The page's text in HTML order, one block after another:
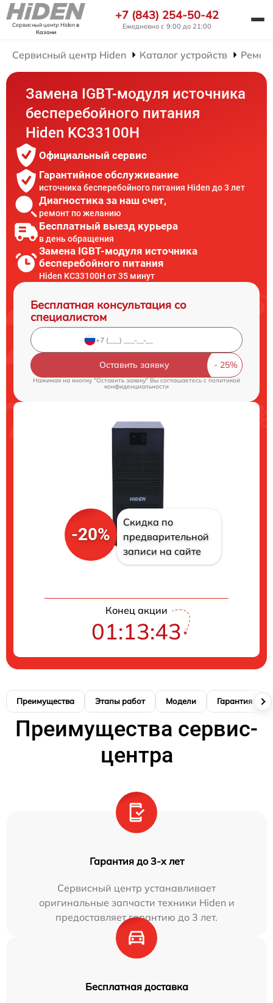
Сервисный центр Hidenв
Казани
+7 (843) 254-50-42
Ежедневно с 9:00 до 21:00
Сервисный центр Hiden Каталог устройств
Замена IGBT-модуля источника
бесперебойного питания
Hiden KC33100H
Официальный сервис
Гарантийное обслуживание
источника бесперебойного питания Hiden до 3 лет
Диагностика за наш счет,
ремонт по желанию
Бесплатный выезд курьера
в день обращения
Замена IGBT-модуля источника
бесперебойного питания
Hiden KC33100H от 35 минут
Бесплатная консультация со
специалистом
Оставить заявку
Нажимая на кнопку "Оставить заявку" Вы соглашаетесь c политикой
конфиденциальности
-20%
Скидка по
предварительной
записи на сайте
Конец акции
01:13:42
Преимущества Этапы работ Модели Гарантия
Преимущества сервис-
центра
Гарантия до 3-х лет
Сервисный центр устанавливает
оригинальные запчасти техники Hiden и
предоставляет гарантию до 3 лет.
Бесплатная доставка